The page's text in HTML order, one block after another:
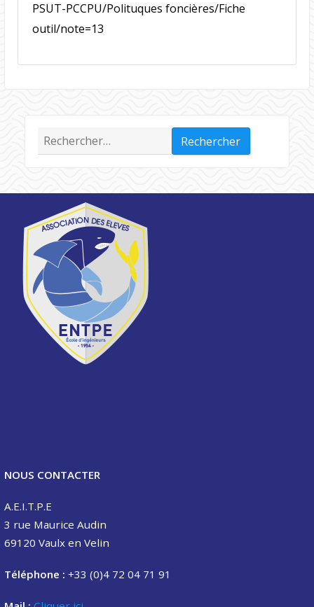
PSUT-PCCPU/Polituques foncières/Fiche
outil/note=13
Rechercher :
NOUS CONTACTER
A.E.I.T.P.E
3 rue Maurice Audin
69120 Vaulx en Velin
Téléphone : +33 (0)4 72 04 71 91